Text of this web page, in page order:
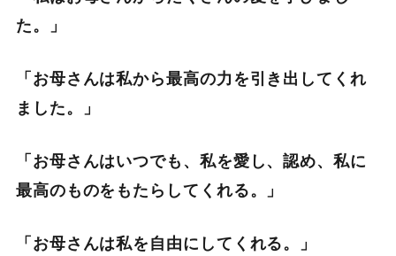
た。」
「お母さんは私から最高の力を引き出してくれ
ました。」
「お母さんはいつでも、私を愛し、認め、私に
最高のものをもたらしてくれる。」
「お母さんは私を自由にしてくれる。」